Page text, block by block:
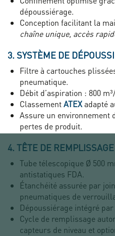
dépoussiérage.
Conception facilitant la
chaîne unique, accès
3. SYSTÈME DE
Filtre à cartouches
pneumatique.
Débit d’aspiration : 800
ClassementATEXadapté
Assure un environnement
pertes de produit.
4. TÊTE DE
Tube télescopique Ø 500
antistatiques FDA.
Étanchéité assurée par
pneumatiques de
Dépoussiérage intégré
Cycle de remplissage
capteurs de niveau et